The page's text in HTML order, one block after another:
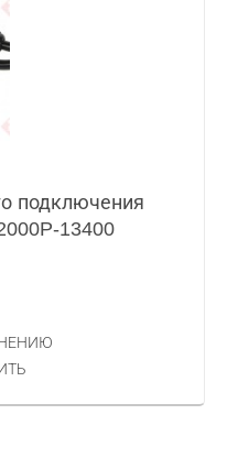
подключения
13400